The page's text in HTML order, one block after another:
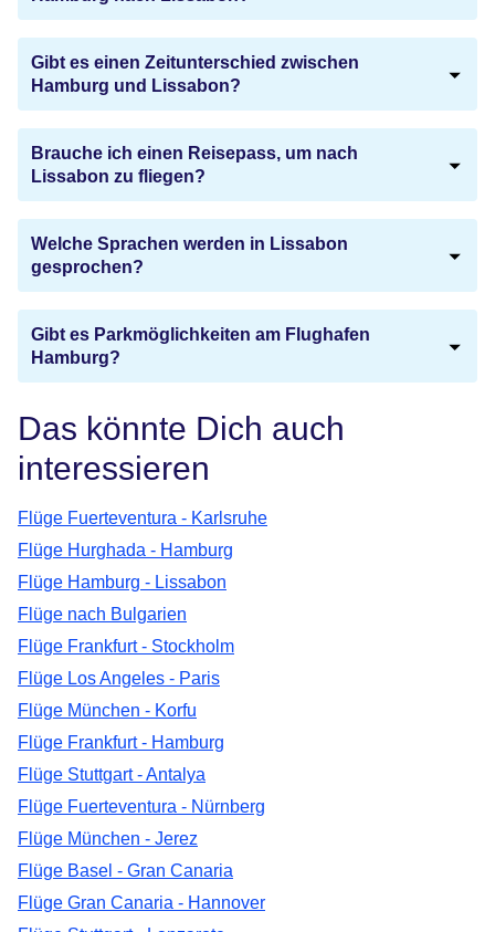
Gibt es einen Zeitunterschied zwischen
Hamburg und Lissabon?
Brauche ich einen Reisepass, um nach
Lissabon zu fliegen?
Welche Sprachen werden in Lissabon
gesprochen?
Gibt es Parkmöglichkeiten am Flughafen
Hamburg?
Das könnte Dich auch
interessieren
Flüge Fuerteventura - Karlsruhe
Flüge Hurghada - Hamburg
Flüge Hamburg - Lissabon
Flüge nach Bulgarien
Flüge Frankfurt - Stockholm
Flüge Los Angeles - Paris
Flüge München - Korfu
Flüge Frankfurt - Hamburg
Flüge Stuttgart - Antalya
Flüge Fuerteventura - Nürnberg
Flüge München - Jerez
Flüge Basel - Gran Canaria
Flüge Gran Canaria - Hannover